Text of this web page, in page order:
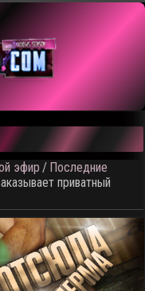
откртытого
эфир / Последние
приватный